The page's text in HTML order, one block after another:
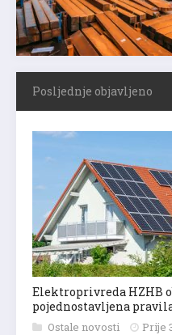
Posljednje objavljeno
Elektroprivreda HZHB
pojednostavljena
Ostale novosti Prije